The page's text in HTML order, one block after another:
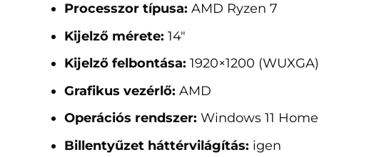
Processzor típusa: AMD Ryzen 7
Kijelző mérete: 14"
Kijelző felbontása: 1920×1200 (WUXGA)
Grafikus vezérlő: AMD
Operációs rendszer: Windows 11 Home
Billentyűzet háttérvilágítás: igen